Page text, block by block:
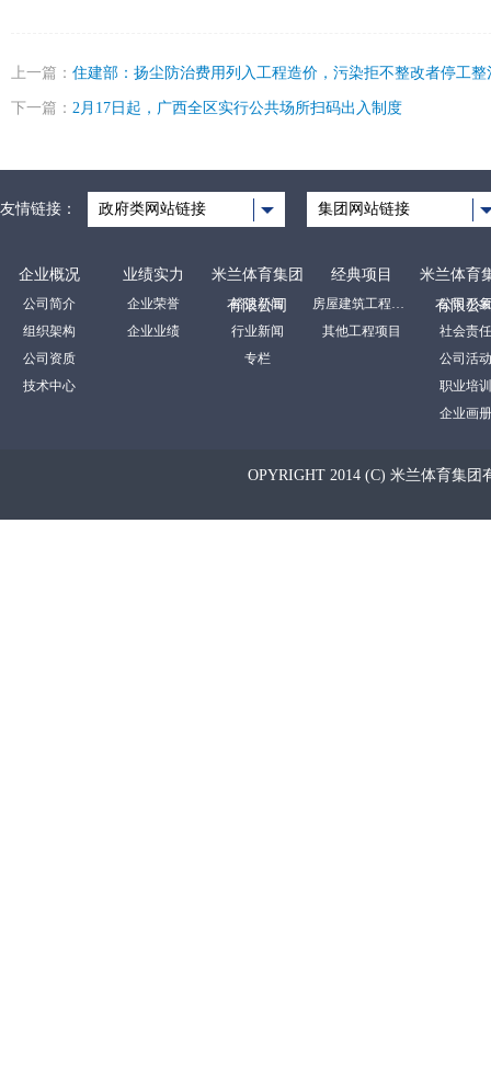
上一篇： 住建部：扬尘防治费用列入工程造价，污染拒不整改者停工整
下一篇： 2月17日起，广西全区实行公共场所扫码出入制度
友情链接： 政府类网站链接 集团网站链接
企业概况
公司简介
组织架构
公司资质
技术中心
业绩实力
企业荣誉
企业业绩
米兰体育集团
有限公司
裕达新闻
行业新闻
专栏
经典项目
房屋建筑工程项目
其他工程项目
米兰体育
有限公
公司形象
社会责任
公司活动
职业培训
企业画册
OPYRIGHT 2014 (C) 米兰体育集团